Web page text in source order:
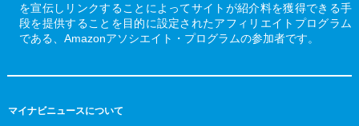
を宣伝しリンクすることによってサイトが紹介料を獲得できる手
段を提供することを目的に設定されたアフィリエイトプログラム
である、Amazonアソシエイト・プログラムの参加者です。
マイナビニュースについて